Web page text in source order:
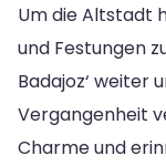
Um die Altstadt
und Festungen
Badajoz‘ weiter
Vergangenheit
Charme und